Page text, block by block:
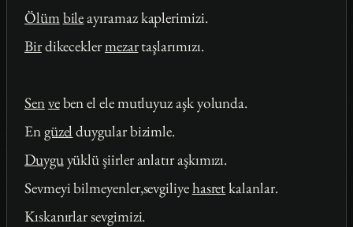
Ölümbileayıramaz kaplerimizi.
Birdikeceklermezartaşlarımızı.
Senveben el ele mutluyuz aşk yolunda.
Engüzel duygular bizimle.
Duyguyüklü şiirler anlatır aşkımızı.
Sevmeyi bilmeyenler,sevgiliyehasretkalanlar.
Kıskanırlar sevgimizi.